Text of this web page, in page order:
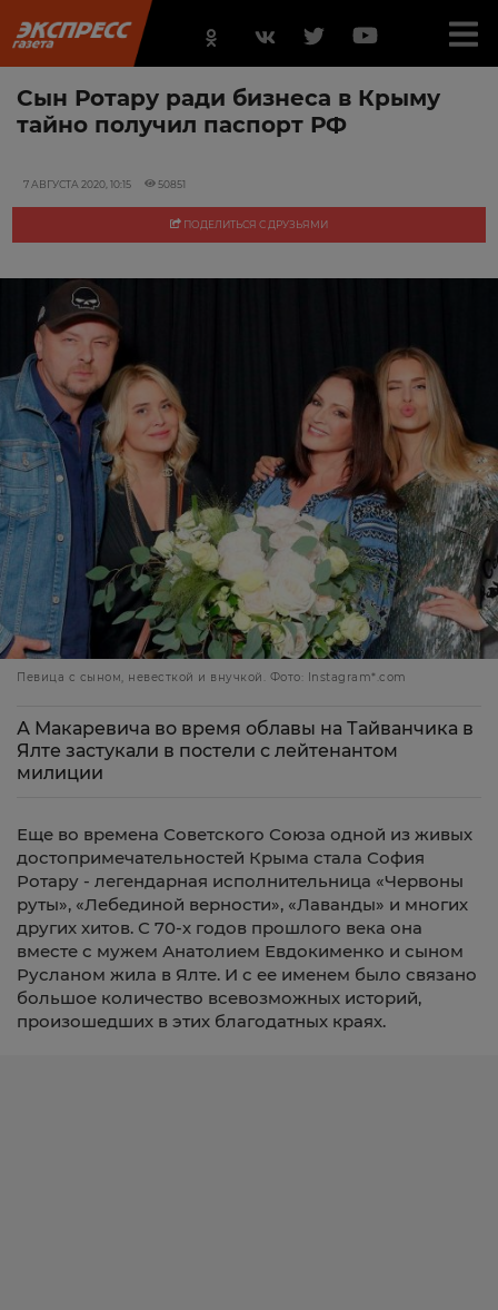
Сын Ротару ради бизнеса в Крыму
тайно получил паспорт РФ
7 АВГУСТА 2020, 10:15 50851
ПОДЕЛИТЬСЯ С ДРУЗЬЯМИ
Певица с сыном, невесткой и внучкой. Фото: Instagram*.com
А Макаревича во время облавы на Тайванчика в
Ялте застукали в постели с лейтенантом
милиции
Еще во времена Советского Союза одной из живых
достопримечательностей Крыма стала София
Ротару - легендарная исполнительница «Червоны
руты», «Лебединой верности», «Лаванды» и многих
других хитов. С 70-х годов прошлого века она
вместе с мужем Анатолием Евдокименко и сыном
Русланом жила в Ялте. И с ее именем было связано
большое количество всевозможных историй,
произошедших в этих благодатных краях.